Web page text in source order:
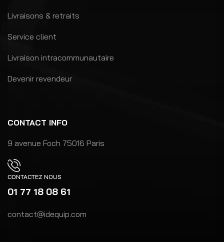
Livraisons & retraits
Service client
Livraison intracommunautaire
Devenir revendeur
CONTACT INFO
9 avenue Foch 75016 Paris
CONTACTEZ NOUS
01 77 18 08 61
contact@idequip.com